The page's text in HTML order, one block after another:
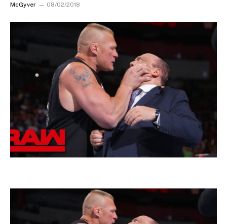
McGyver 08/02/2018